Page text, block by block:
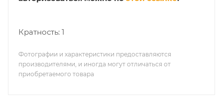
Кратность: 1
Фотографии и характеристики предоставляются
производителями, и иногда могут отличаться от
приобретаемого товара